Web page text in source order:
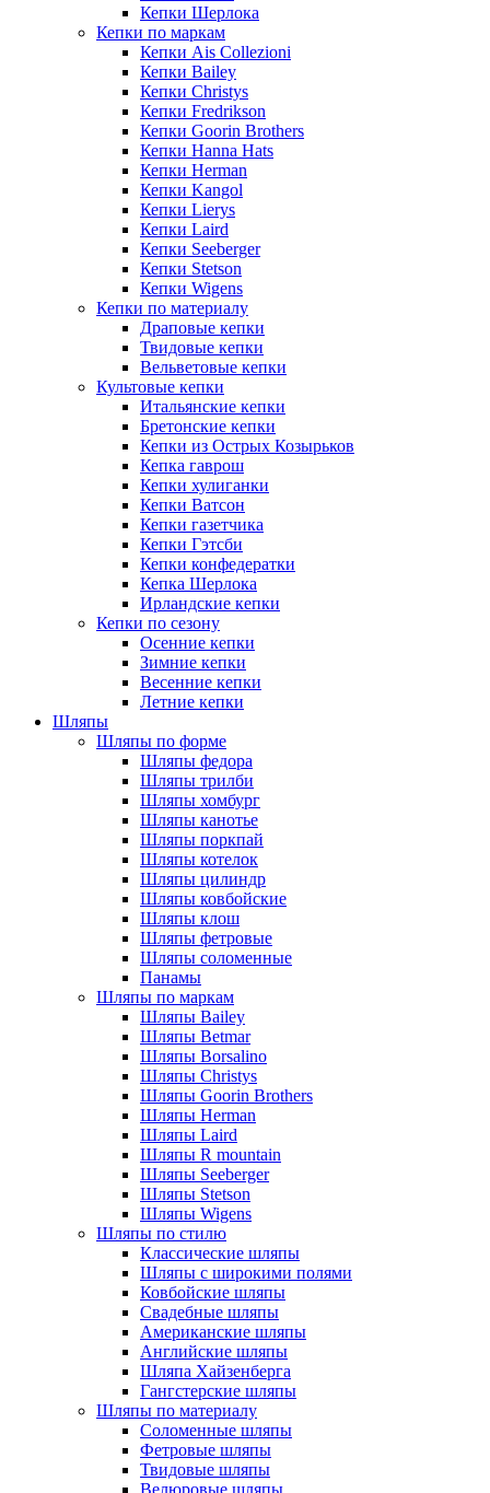
Кепки Шерлока
Кепки по маркам
Кепки Ais Collezioni
Кепки Bailey
Кепки Christys
Кепки Fredrikson
Кепки Goorin Brothers
Кепки Hanna Hats
Кепки Herman
Кепки Kangol
Кепки Lierys
Кепки Laird
Кепки Seeberger
Кепки Stetson
Кепки Wigens
Кепки по материалу
Драповые кепки
Твидовые кепки
Вельветовые кепки
Культовые кепки
Итальянские кепки
Бретонские кепки
Кепки из Острых Козырьков
Кепка гаврош
Кепки хулиганки
Кепки Ватсон
Кепки газетчика
Кепки Гэтсби
Кепки конфедератки
Кепка Шерлока
Ирландские кепки
Кепки по сезону
Осенние кепки
Зимние кепки
Весенние кепки
Летние кепки
Шляпы
Шляпы по форме
Шляпы федора
Шляпы трилби
Шляпы хомбург
Шляпы канотье
Шляпы поркпай
Шляпы котелок
Шляпы цилиндр
Шляпы ковбойские
Шляпы клош
Шляпы фетровые
Шляпы соломенные
Панамы
Шляпы по маркам
Шляпы Bailey
Шляпы Betmar
Шляпы Borsalino
Шляпы Christys
Шляпы Goorin Brothers
Шляпы Herman
Шляпы Laird
Шляпы R mountain
Шляпы Seeberger
Шляпы Stetson
Шляпы Wigens
Шляпы по стилю
Классические шляпы
Шляпы с широкими полями
Ковбойские шляпы
Свадебные шляпы
Американские шляпы
Английские шляпы
Шляпа Хайзенберга
Гангстерские шляпы
Шляпы по материалу
Соломенные шляпы
Фетровые шляпы
Твидовые шляпы
Велюровые шляпы